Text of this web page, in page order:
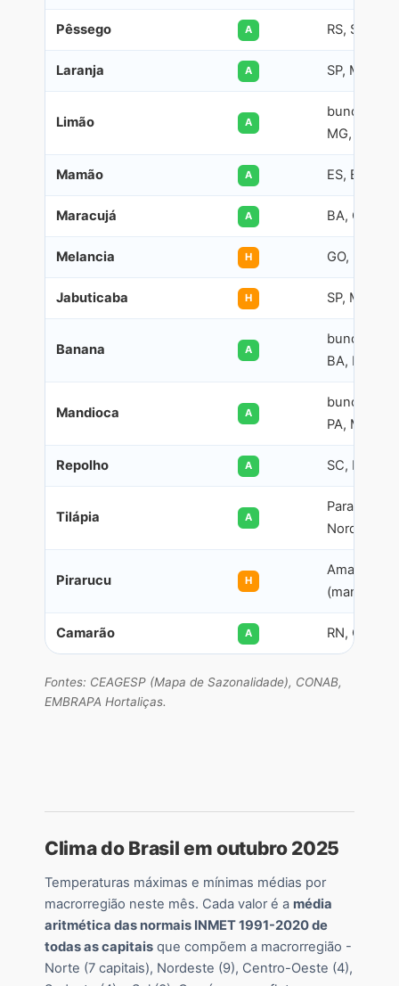
Pêssego A RS, SP, MG
Laranja A SP, MG, PR
Limão A
MG, BA)
Mamão A ES, BA, RN
Maracujá A BA, CE, ES
Melancia H GO, RS, BA
Jabuticaba H SP, MG
Banana A
BA, MG)
Mandioca A
PA, MA)
Repolho A SC, PR, MG
Tilápia A
Paraná,
Nordeste
Pirarucu H
Amazonas
(manejo
Camarão A RN, CE,
Fontes: CEAGESP (Mapa de Sazonalidade), CONAB,
EMBRAPA Hortaliças.
Clima do Brasil em outubro 2025
Temperaturas máximas e mínimas médias por
macrorregião neste mês. Cada valor é a média
aritmética das normais INMET 1991-2020 de
todas as capitais que compõem a macrorregião -
Norte (7 capitais), Nordeste (9), Centro-Oeste (4),